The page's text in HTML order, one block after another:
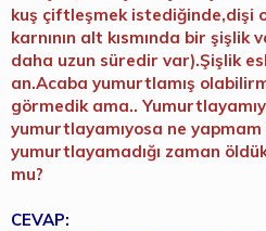
kuş çiftleşmek istediğinde,dişi
karnının alt kısmında bir şişlik
daha uzun süredir var).Şişlik
an.Acaba yumurtlamış
görmedik ama..
yumurtlayamıyosa ne
yumurtlayamadığı zaman
mu?
CEVAP: